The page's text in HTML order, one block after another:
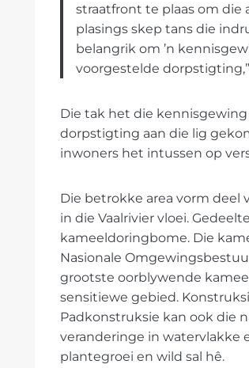
straatfront te plaas om die
plasings skep tans die
belangrik om ’n
voorgestelde
Die tak het die
dorpstigting aan die lig
inwoners het intussen op
Die betrokke area vorm deel
in die Vaalrivier vloei.
kameeldoringbome. Die
Nasionale
grootste oorblywende
sensitiewe gebied.
Padkonstruksie kan ook die
veranderinge in watervlakke
plantegroei en wild sal hê.